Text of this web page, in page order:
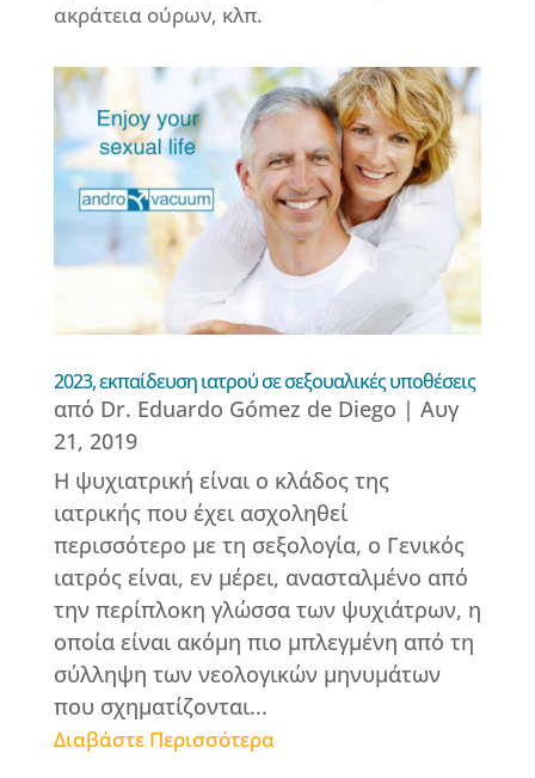
ακράτεια ούρων, κλπ.
2023, εκπαίδευση ιατρού σε σεξουαλικές υποθέσεις
από Dr. Eduardo Gómez de Diego | Αυγ
21, 2019
Η ψυχιατρική είναι ο κλάδος της
ιατρικής που έχει ασχοληθεί
περισσότερο με τη σεξολογία, ο Γενικός
ιατρός είναι, εν μέρει, ανασταλμένο από
την περίπλοκη γλώσσα των ψυχιάτρων, η
οποία είναι ακόμη πιο μπλεγμένη από τη
σύλληψη των νεολογικών μηνυμάτων
που σχηματίζονται...
Διαβάστε Περισσότερα